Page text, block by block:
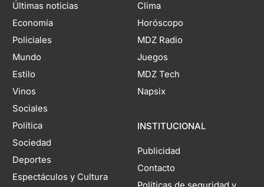
Últimas noticias
Economía
Policiales
Mundo
Estilo
Vinos
Sociales
Política
Sociedad
Deportes
Espectáculos y Cultura
Clima
Horóscopo
MDZ Radio
Juegos
MDZ Tech
Napsix
INSTITUCIONAL
Publicidad
Contacto